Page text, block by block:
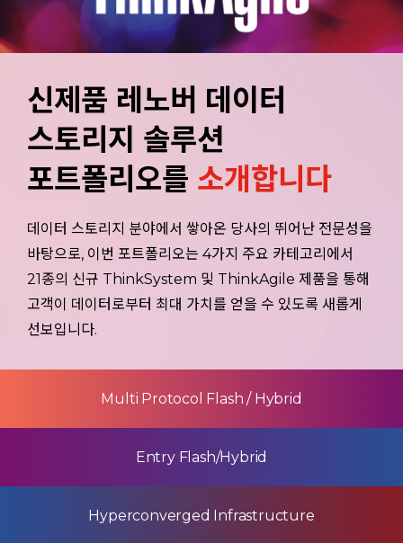
신제품 레노버 데이터
스토리지 솔루션
포트폴리오를 소개합니다
데이터 스토리지 분야에서 쌓아온 당사의 뛰어난 전문성을
바탕으로, 이번 포트폴리오는 4가지 주요 카테고리에서
21종의 신규 ThinkSystem 및 ThinkAgile 제품을 통해
고객이 데이터로부터 최대 가치를 얻을 수 있도록 새롭게
선보입니다.
Multi Protocol Flash / Hybrid
Entry Flash/Hybrid
Hyperconverged Infrastructure